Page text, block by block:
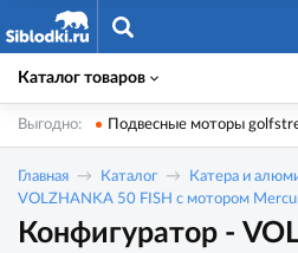
Каталог товаров
Выгодно: Подвесные моторы
Главная Каталог
Катера и
VOLZHANKA 50 FISH с мотором
Конфигуратор -